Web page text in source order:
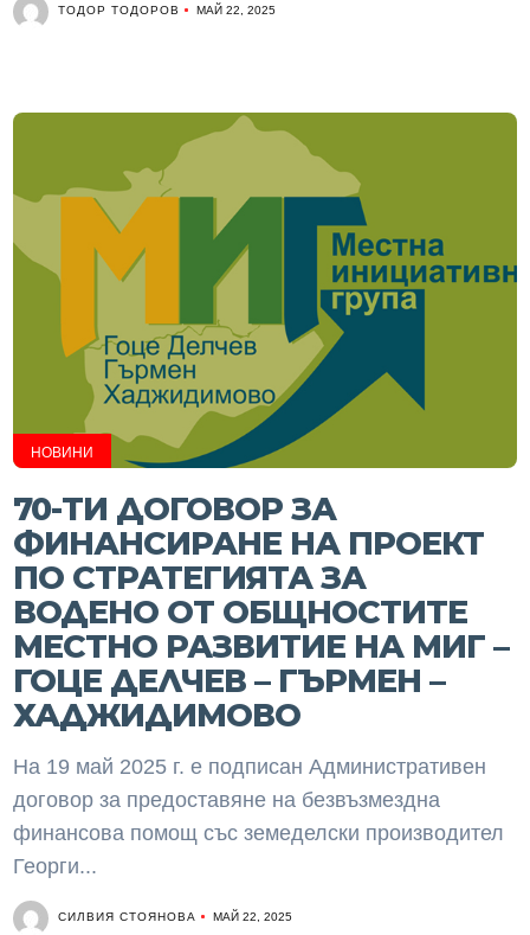
ТОДОР ТОДОРОВ МАЙ 22, 2025
НОВИНИ
70-ТИ ДОГОВОР ЗА
ФИНАНСИРАНЕ НА ПРОЕКТ
ПО СТРАТЕГИЯТА ЗА
ВОДЕНО ОТ ОБЩНОСТИТЕ
МЕСТНО РАЗВИТИЕ НА МИГ –
ГОЦЕ ДЕЛЧЕВ – ГЪРМЕН –
ХАДЖИДИМОВО
На 19 май 2025 г. е подписан Административен
договор за предоставяне на безвъзмездна
финансова помощ със земеделски производител
Георги...
СИЛВИЯ СТОЯНОВА МАЙ 22, 2025